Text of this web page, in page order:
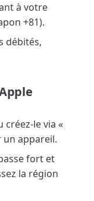
à votre
+81).
débités,
créez-le via «
un appareil.
fort et
la région